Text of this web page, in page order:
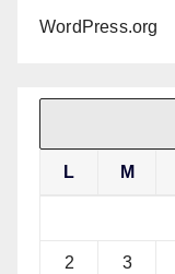
WordPress.org
L M
2 3